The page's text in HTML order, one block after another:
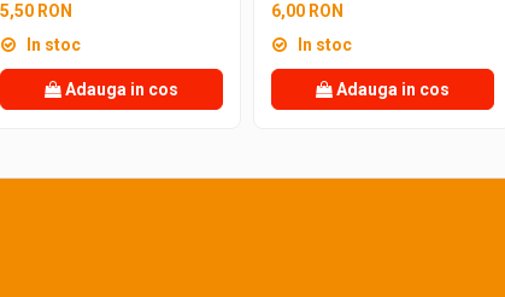
5,50 RON
In stoc
Adauga in cos
6,00 RON
In stoc
Adauga in cos